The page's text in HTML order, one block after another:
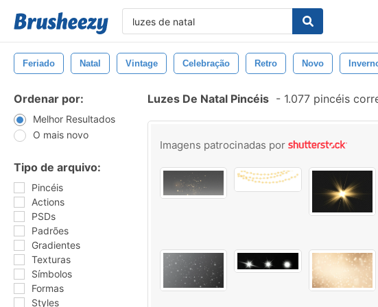
Feriado Natal Vintage Celebração Retro Novo
Ordenar por:
Melhor Resultados
O mais novo
Tipo de arquivo:
Pincéis
Actions
PSDs
Padrões
Gradientes
Texturas
Símbolos
Formas
Styles
Luzes De Natal Pincéis - 1.077 pincéis
Imagens patrocinadas por